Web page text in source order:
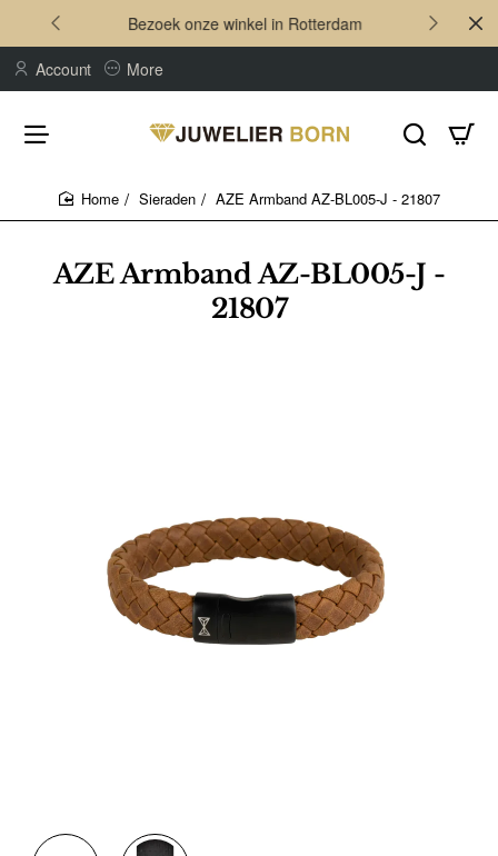
Bezoek onze winkel in Rotterdam
Account More
AZE Armband AZ-BL005-J -
21807
Sieraden AZE Armband AZ-BL005-J - 21807